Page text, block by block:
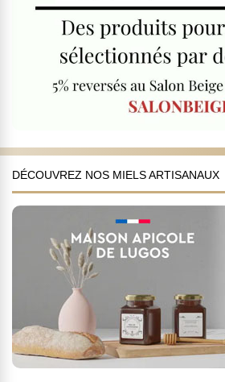
DÉCOUVREZ NOS MIELS ARTISANAUX